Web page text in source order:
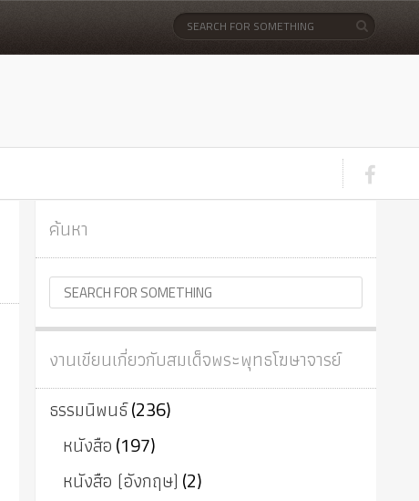
ค้นหา
งานเขียนเกี่ยวกับสมเด็จพระพุทธโฆษาจารย์
ธรรมนิพนธ์(236)
หนังสือ(197)
หนังสือ (อังกฤษ) (2)